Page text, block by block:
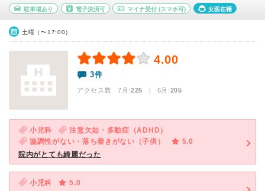
駐車場あり 電子決済可 マイナ受付 (スマホ可) 女医在籍
土曜（〜17:00）
4.00
3件
アクセス数 7月:225 | 6月:205
小児科
注意欠如・多動症（ADHD）
協調性がない・落ち着きがない（子供）
5.0
院内がとても綺麗だった
小児科
5.0